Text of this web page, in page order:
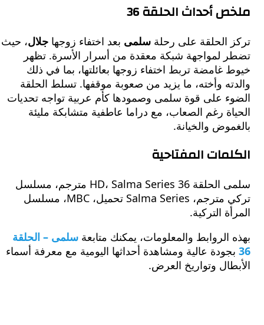
أحداث الحلقة 36
الحلقة على رحلة سلمىبعد اختفاء زوجهاجلال، حيث
لمواجهة شبكة معقدة من أسرار الأسرة. تظهر
غامضة تربط اختفاء زوجها بعائلتها، بما في ذلك
وأخته، ما يزيد من صعوبة موقفها. تسلط الحلقة
على قوة سلمى وصمودها كأم عربية تواجه تحديات
رغم الصعاب، مع دراما عاطفية متشابكة مليئة
والخيانة.
المفتاحية
سلمى الحلقة 36 HD، Salma Series مترجم، مسلسل
تركي مترجم، Salma Series تحميل، MBC، مسلسل
التركية.
الروابط والمعلومات، يمكنك متابعة سلمى – الحلقة
عالية ومشاهدة أحداثها اليومية مع معرفة أسماء
وتواريخ العرض.